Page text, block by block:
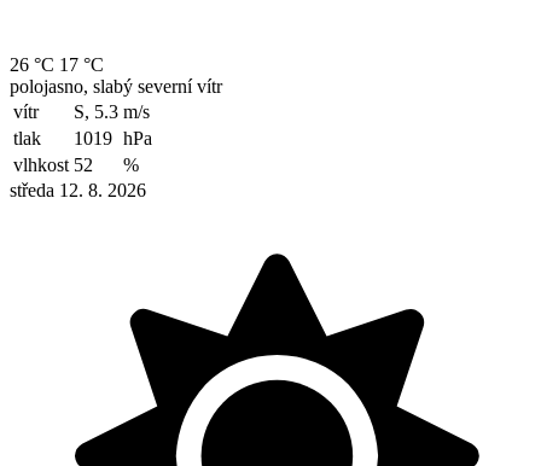
26 °C 17 °C
polojasno, slabý severní vítr
vítr
S, 5.3 m/s
tlak
1019 hPa
vlhkost 52
%
středa 12. 8. 2026